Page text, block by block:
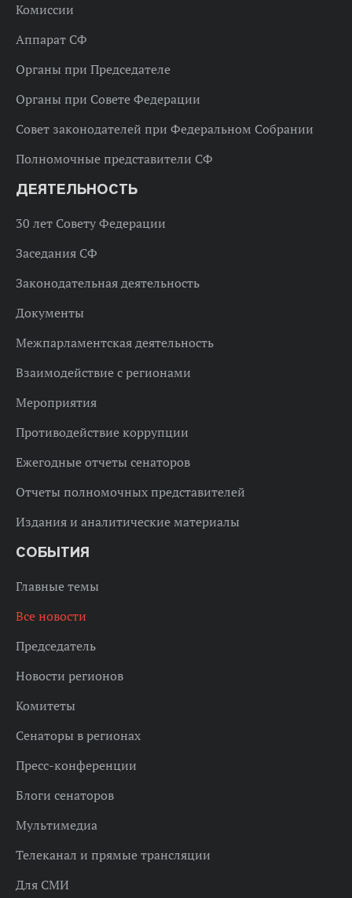
Комиссии
Аппарат СФ
Органы при Председателе
Органы при Совете Федерации
Совет законодателей при Федеральном Собрании
Полномочные представители СФ
ДЕЯТЕЛЬНОСТЬ
30 лет Совету Федерации
Заседания СФ
Законодательная деятельность
Документы
Межпарламентская деятельность
Взаимодействие с регионами
Мероприятия
Противодействие коррупции
Ежегодные отчеты сенаторов
Отчеты полномочных представителей
Издания и аналитические материалы
СОБЫТИЯ
Главные темы
Все новости
Председатель
Новости регионов
Комитеты
Сенаторы в регионах
Пресс-конференции
Блоги сенаторов
Мультимедиа
Телеканал и прямые трансляции
Для СМИ